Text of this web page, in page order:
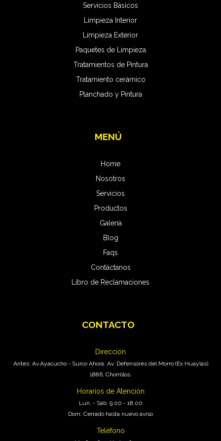
Pro Carwash
Servicios Básicos
Limpieza Interior
Limpieza Exterior
Paquetes de Limpieza
Tratamientos de Pintura
Tratamiento cerámico
Planchado y Pintura
MENÚ
Home
Nosotros
Servicios
Productos
Galería
Blog
Faqs
Contáctanos
Libro de Reclamaciones
CONTACTO
Dirección
Antes: Av.Ayacucho - Surco Ahora: Av. Defensores del Morro (Ex Huaylas)
1886, Chorrillos.
Horarios de Atención
Lun. - Sáb. 9.00 - 18.00
Dom: Cerrado hasta nuevo aviso
Teléfono